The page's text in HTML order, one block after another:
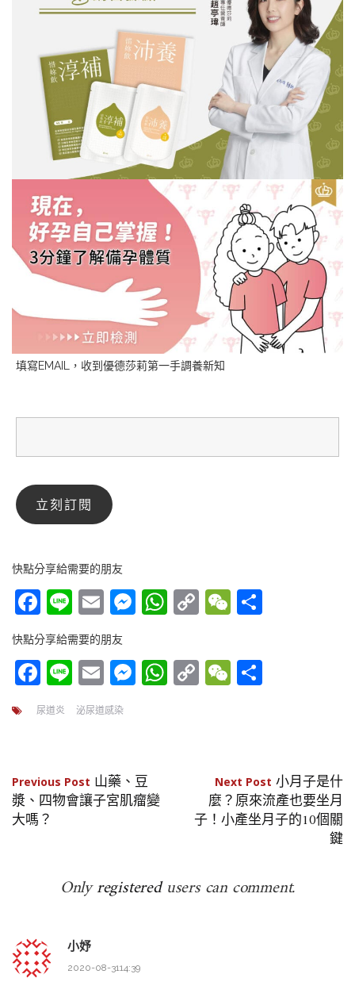
填寫EMAIL，收到優德莎莉第一手調養新知
快點分享給需要的朋友
Facebook
LineEmailMessenger
WhatsApp
CopyWeChat
快點分享給需要的朋友
Facebook
LineEmailMessenger
WhatsApp
CopyWeChat
尿道炎 泌尿道感染
文
章
Previous Post 山藥、豆
漿、四物會讓子宮肌瘤變
大嗎？
Next Post 小月子是什
麼？原來流產也要坐月
子！小產坐月子的10個關
鍵
Onlyregisteredusers can comment.
小妤
2020-08-3114:39